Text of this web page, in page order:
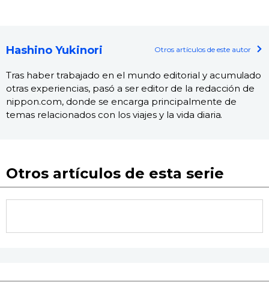
Hashino Yukinori Otros artículos de este autor
Tras haber trabajado en el mundo editorial y acumulado
otras experiencias, pasó a ser editor de la redacción de
nippon.com, donde se encarga principalmente de
temas relacionados con los viajes y la vida diaria.
Otros artículos de esta serie